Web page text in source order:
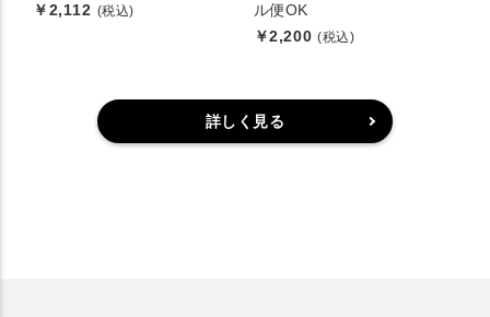
￥2,112 (税込)
ル便OK
￥2,200 (税込)
詳しく見る